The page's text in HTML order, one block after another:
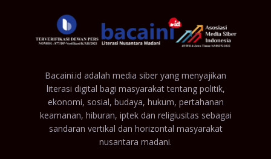
Bacaini.id adalah media siber yang menyajikan
literasi digital bagi masyarakat tentang politik,
ekonomi, sosial, budaya, hukum, pertahanan
keamanan, hiburan, iptek dan religiusitas sebagai
sandaran vertikal dan horizontal masyarakat
nusantara madani.